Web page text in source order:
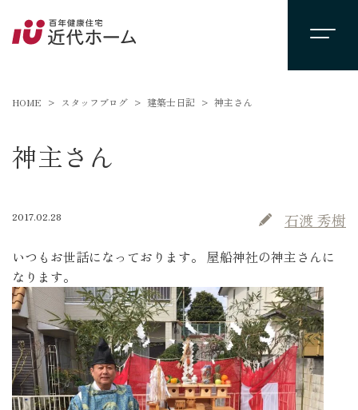
HOME スタッフブログ 建築士日記 神主さん
神主さん
2017.02.28 石渡 秀樹
いつもお世話になっております。 屋船神社の神主さんに
なります。